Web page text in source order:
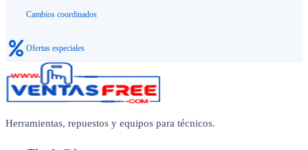
Cambios coordinados
Ofertas especiales
Herramientas, repuestos y equipos para técnicos.